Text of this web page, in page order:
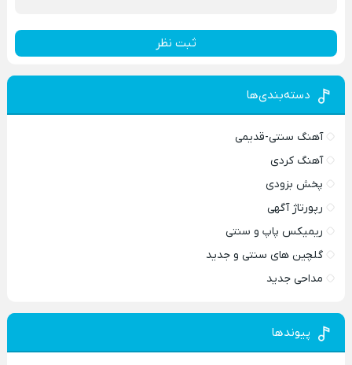
ثبت نظر
دسته‌بندی‌ها
آهنگ سنتی-قدیمی
آهنگ کردی
پخش بزودی
رپورتاژ آگهی
ریمیکس پاپ و سنتی
گلچین های سنتی و جدید
مداحی جدید
پیوندها